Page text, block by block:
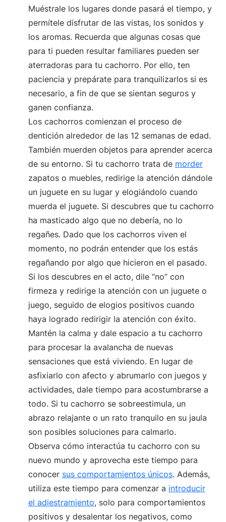
Muéstrale los lugares donde pasará el tiempo, y
permítele disfrutar de las vistas, los sonidos y
los aromas. Recuerda que algunas cosas que
para ti pueden resultar familiares pueden ser
aterradoras para tu cachorro. Por ello, ten
paciencia y prepárate para tranquilizarlos si es
necesario, a fin de que se sientan seguros y
ganen confianza.
Los cachorros comienzan el proceso de
dentición alrededor de las 12 semanas de edad.
También muerden objetos para aprender acerca
de su entorno. Si tu cachorro trata de morder
zapatos o muebles, redirige la atención dándole
un juguete en su lugar y elogiándolo cuando
muerda el juguete. Si descubres que tu cachorro
ha masticado algo que no debería, no lo
regañes. Dado que los cachorros viven el
momento, no podrán entender que los estás
regañando por algo que hicieron en el pasado.
Si los descubres en el acto, dile “no” con
firmeza y redirige la atención con un juguete o
juego, seguido de elogios positivos cuando
haya logrado redirigir la atención con éxito.
Mantén la calma y dale espacio a tu cachorro
para procesar la avalancha de nuevas
sensaciones que está viviendo. En lugar de
asfixiarlo con afecto y abrumarlo con juegos y
actividades, dale tiempo para acostumbrarse a
todo. Si tu cachorro se sobreestimula, un
abrazo relajante o un rato tranquilo en su jaula
son posibles soluciones para calmarlo.
Observa cómo interactúa tu cachorro con su
nuevo mundo y aprovecha este tiempo para
conocer sus comportamientos únicos. Además,
utiliza este tiempo para comenzar a introducir
el adiestramiento, solo para comportamientos
positivos y desalentar los negativos, como